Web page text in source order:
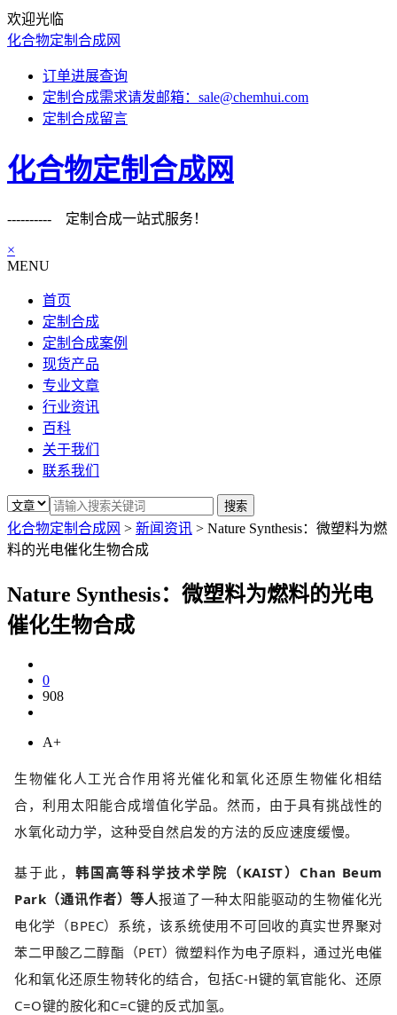
欢迎光临
化合物定制合成网
订单进展查询
定制合成需求请发邮箱：sale@chemhui.com
定制合成留言
化合物定制合成网
---------- 定制合成一站式服务！
×
MENU
首页
定制合成
定制合成案例
现货产品
专业文章
行业资讯
百科
关于我们
联系我们
化合物定制合成网 > 新闻资讯 > Nature Synthesis：微塑料为燃
料的光电催化生物合成
Nature Synthesis：微塑料为燃料的光电
催化生物合成
0
908
A+
生物催化人工光合作用将光催化和氧化还原生物催化相结
合，利用太阳能合成增值化学品。然而，由于具有挑战性的
水氧化动力学，这种受自然启发的方法的反应速度缓慢。
基于此， 韩国高等科学技术学院（KAIST）Chan Beum
Park（通讯作者）等人报道了一种太阳能驱动的生物催化光
电化学（BPEC）系统，该系统使用不可回收的真实世界聚对
苯二甲酸乙二醇酯（PET）微塑料作为电子原料，通过光电催
化和氧化还原生物转化的结合，包括C-H键的氧官能化、还原
C=O键的胺化和C=C键的反式加氢。